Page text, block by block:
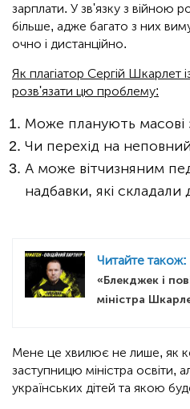
зарплати. У зв'язку з війною
більше, адже багато з них
очно і дистанційно.
Як плагіатор Сергій
розв'язати цю проблему:
Може планують масові
Чи перехід на
А може вітчизняним
надбавки, які
Читайте також:
«Блекджек і
міністра
Мене це хвилює не лише, як
заступницю міністра освіти,
українських дітей та якою